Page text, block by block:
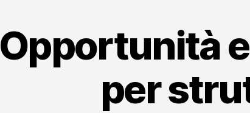
Opportunità
per